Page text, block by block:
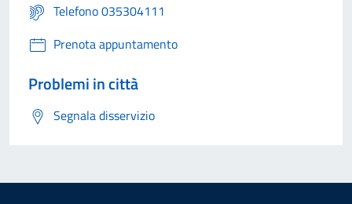
Telefono 035304111
Prenota appuntamento
Problemi in città
Segnala disservizio